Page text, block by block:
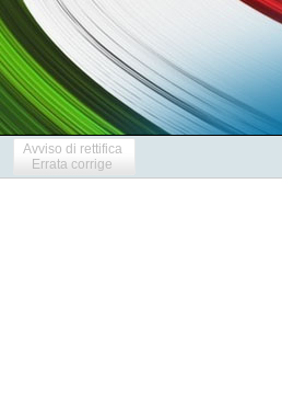
Avviso di rettifica
Errata corrige